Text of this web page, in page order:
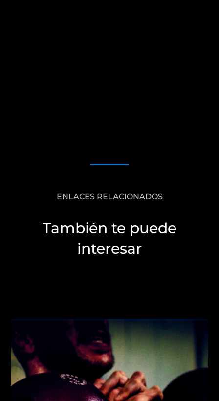
ENLACES RELACIONADOS
También te puede
interesar